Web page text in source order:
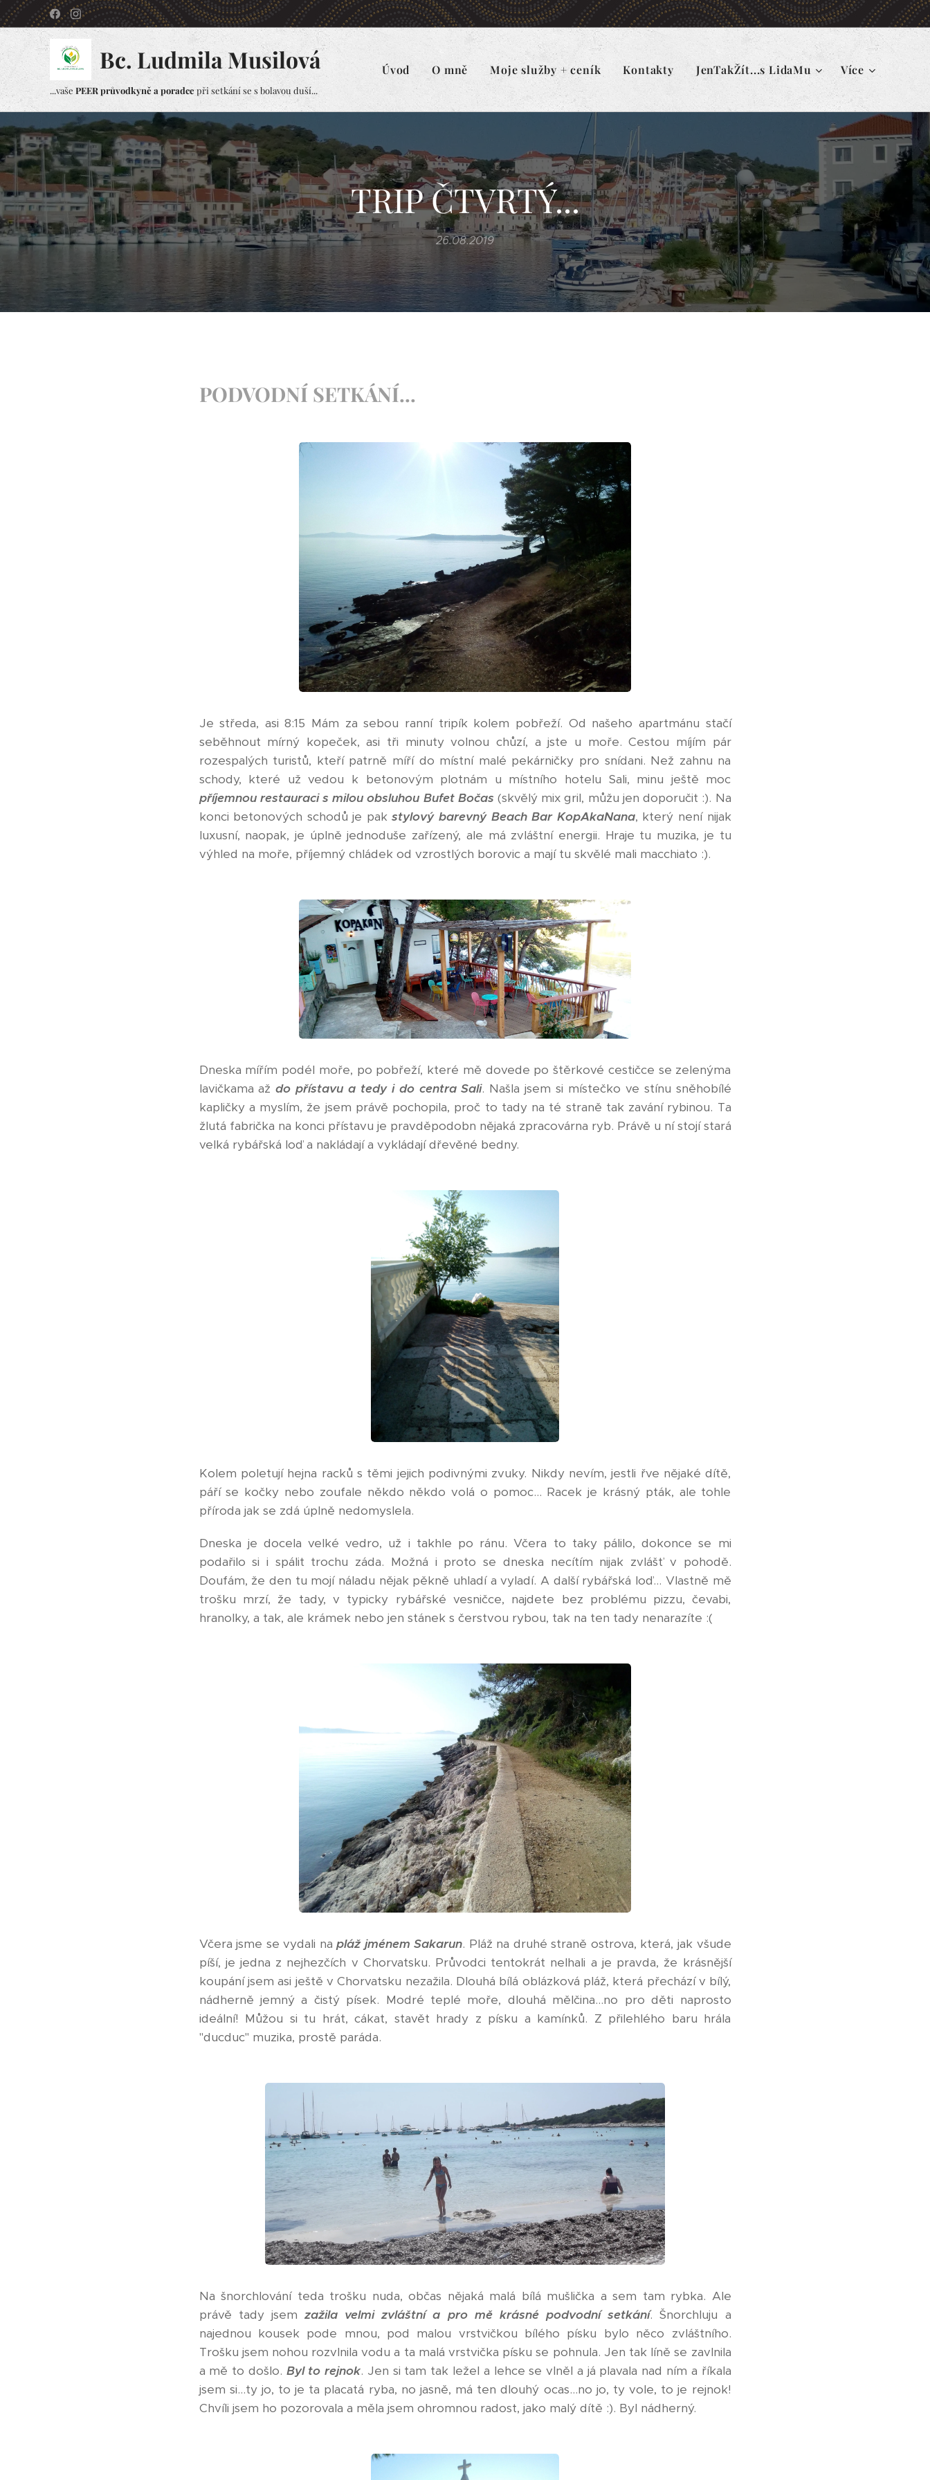
Bc. Ludmila Musilová
...vaše PEER průvodkyně a poradce při setkání se s bolavou duší...
Úvod O mně Moje služby + ceník Kontakty JenTakŽít...s LidaMu Více
TRIP ČTVRTÝ...
26.08.2019
PODVODNÍ SETKÁNÍ...
Je středa, asi 8:15 Mám za sebou ranní tripík kolem pobřeží. Od našeho apartmánu stačí
seběhnout mírný kopeček, asi tři minuty volnou chůzí, a jste u moře. Cestou míjím pár
rozespalých turistů, kteří patrně míří do místní malé pekárničky pro snídani. Než zahnu na
schody, které už vedou k betonovým plotnám u místního hotelu Sali, minu ještě moc
příjemnou restauraci s milou obsluhou Bufet Bočas (skvělý mix gril, můžu jen doporučit :). Na
konci betonových schodů je pakstylový barevný Beach Bar KopAkaNana, který není nijak
luxusní, naopak, je úplně jednoduše zařízený, ale má zvláštní energii. Hraje tu muzika, je tu
výhled na moře, příjemný chládek od vzrostlých borovic a mají tu skvělé mali macchiato :).
Dneska mířím podél moře, po pobřeží, které mě dovede po štěrkové cestičce se zelenýma
lavičkama aždo přístavu a tedy i do centra Sali. Našla jsem si místečko ve stínu sněhobílé
kapličky a myslím, že jsem právě pochopila, proč to tady na té straně tak zavání rybinou. Ta
žlutá fabrička na konci přístavu je pravděpodobn nějaká zpracovárna ryb. Právě u ní stojí stará
velká rybářská loď a nakládají a vykládají dřevěné bedny.
Kolem poletují hejna racků s těmi jejich podivnými zvuky. Nikdy nevím, jestli řve nějaké dítě,
páří se kočky nebo zoufale někdo někdo volá o pomoc... Racek je krásný pták, ale tohle
příroda jak se zdá úplně nedomyslela.
Dneska je docela velké vedro, už i takhle po ránu. Včera to taky pálilo, dokonce se mi
podařilo si i spálit trochu záda. Možná i proto se dneska necítím nijak zvlášť v pohodě.
Doufám, že den tu mojí náladu nějak pěkně uhladí a vyladí. A další rybářská loď... Vlastně mě
trošku mrzí, že tady, v typicky rybářské vesničce, najdete bez problému pizzu, čevabi,
hranolky, a tak, ale krámek nebo jen stánek s čerstvou rybou, tak na ten tady nenarazíte :(
Včera jsme se vydali napláž jménem Sakarun. Pláž na druhé straně ostrova, která, jak všude
píší, je jedna z nejhezčích v Chorvatsku. Průvodci tentokrát nelhali a je pravda, že krásnější
koupání jsem asi ještě v Chorvatsku nezažila. Dlouhá bílá oblázková pláž, která přechází v bílý,
nádherně jemný a čistý písek. Modré teplé moře, dlouhá mělčina...no pro děti naprosto
ideální! Můžou si tu hrát, cákat, stavět hrady z písku a kamínků. Z přilehlého baru hrála
"ducduc" muzika, prostě paráda.
Na šnorchlování teda trošku nuda, občas nějaká malá bílá mušlička a sem tam rybka. Ale
právě tady jsem zažila velmi zvláštní a pro mě krásné podvodní setkání. Šnorchluju a
najednou kousek pode mnou, pod malou vrstvičkou bílého písku bylo něco zvláštního.
Trošku jsem nohou rozvlnila vodu a ta malá vrstvička písku se pohnula. Jen tak líně se zavlnila
a mě to došlo. Byl to rejnok. Jen si tam tak ležel a lehce se vlněl a já plavala nad ním a říkala
jsem si...ty jo, to je ta placatá ryba, no jasně, má ten dlouhý ocas...no jo, ty vole, to je rejnok!
Chvíli jsem ho pozorovala a měla jsem ohromnou radost, jako malý dítě :). Byl nádherný.